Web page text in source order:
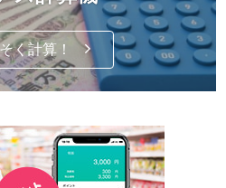
く計算！